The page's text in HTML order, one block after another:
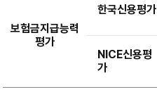
보험금지급능력
평가
한국신용평가
NICE신용평
가